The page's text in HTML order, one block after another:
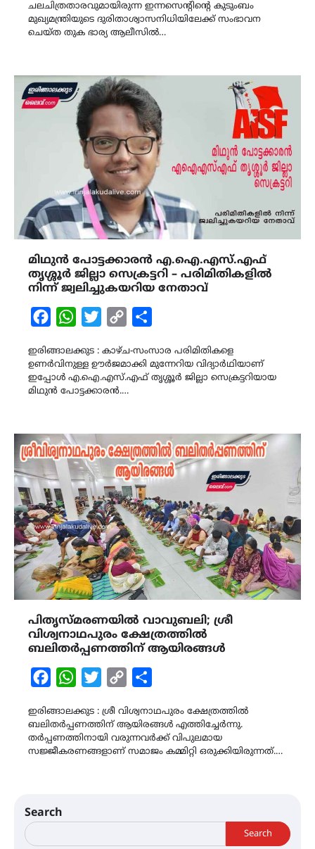
ചലചിത്രതാരവുമായിരുന്ന ഇന്നസെൻ്റിൻ്റെ കുടുംബം
മുഖ്യമന്ത്രിയുടെ ദുരിതാശ്വാസനിധിയിലേക്ക് സംഭാവന
ചെയ്ത തുക ഭാര്യ ആലീസിൽ…
മിഥുൻ പോട്ടക്കാരൻ എ.ഐ.എസ്.എഫ്
തൃശ്ശൂർ ജില്ലാ സെക്രട്ടറി – പരിമിതികളിൽ
നിന്ന് ജ്വലിച്ചുകയറിയ നേതാവ്
FacebookWhatsAppTwitterCopy
ഇരിങ്ങാലക്കുട : കാഴ്ച-സംസാര പരിമിതികളെ
ഉണർവിനുള്ള ഊർജമാക്കി മുന്നേറിയ വിദ്യാർഥിയാണ്
ഇപ്പോൾ എ.ഐ.എസ്.എഫ് തൃശ്ശൂർ ജില്ലാ സെക്രട്ടറിയായ
മിഥുൻ പോട്ടക്കാരൻ.…
പിതൃസ്മരണയിൽ വാവുബലി; ശ്രീ
വിശ്വനാഥപുരം ക്ഷേത്രത്തിൽ
ബലിതർപ്പണത്തിന് ആയിരങ്ങൾ
FacebookWhatsAppTwitterCopy
ഇരിങ്ങാലക്കുട : ശ്രീ വിശ്വനാഥപുരം ക്ഷേത്രത്തിൽ
ബലിതർപ്പണത്തിന് ആയിരങ്ങൾ എത്തിച്ചേർന്നു.
തർപ്പണത്തിനായി വരുന്നവർക്ക് വിപുലമായ
സജ്ജീകരണങ്ങളാണ് സമാജം കമ്മിറ്റി ഒരുക്കിയിരുന്നത്.…
Search
Search